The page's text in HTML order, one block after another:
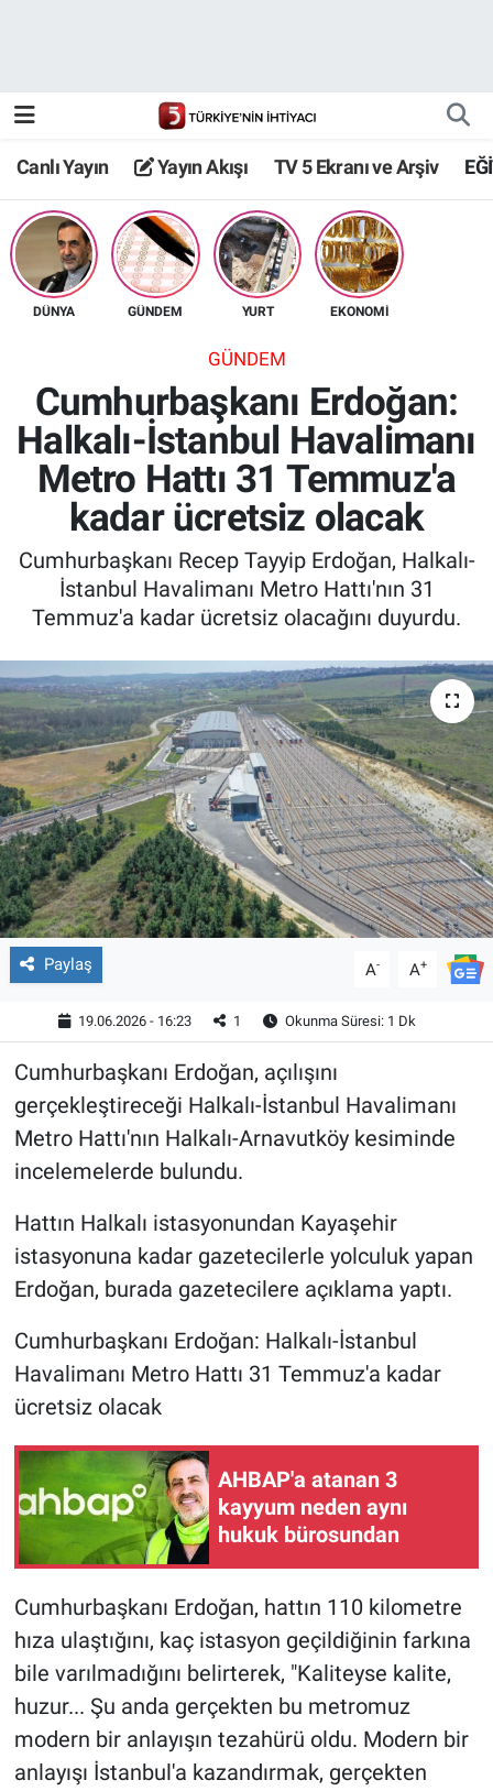
Canlı Yayın Yayın Akışı TV 5 Ekranı ve Arşiv
DÜNYA GÜNDEM YURT EKONOMİ
GÜNDEM
Cumhurbaşkanı Erdoğan:
Halkalı-İstanbul Havalimanı
Metro Hattı 31 Temmuz'a
kadar ücretsiz olacak
Cumhurbaşkanı Recep Tayyip Erdoğan, Halkalı-
İstanbul Havalimanı Metro Hattı'nın 31
Temmuz'a kadar ücretsiz olacağını duyurdu.
Paylaş A- A+
19.06.2026 - 16:23 1 Okunma Süresi: 1 Dk
Cumhurbaşkanı Erdoğan, açılışını
gerçekleştireceği Halkalı-İstanbul Havalimanı
Metro Hattı'nın Halkalı-Arnavutköy kesiminde
incelemelerde bulundu.
Hattın Halkalı istasyonundan Kayaşehir
istasyonuna kadar gazetecilerle yolculuk yapan
Erdoğan, burada gazetecilere açıklama yaptı.
Cumhurbaşkanı Erdoğan: Halkalı-İstanbul
Havalimanı Metro Hattı 31 Temmuz'a kadar
ücretsiz olacak
AHBAP'a atanan 3
kayyum neden aynı
hukuk bürosundan
Cumhurbaşkanı Erdoğan, hattın 110 kilometre
hıza ulaştığını, kaç istasyon geçildiğinin farkına
bile varılmadığını belirterek, "Kaliteyse kalite,
huzur... Şu anda gerçekten bu metromuz
modern bir anlayışın tezahürü oldu. Modern bir
anlayışı İstanbul'a kazandırmak, gerçekten
TV 5 Ekranı ve Arşiv